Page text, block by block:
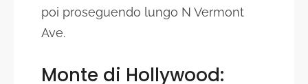
poi proseguendo lungo N Vermont
Ave.
Monte di Hollywood: